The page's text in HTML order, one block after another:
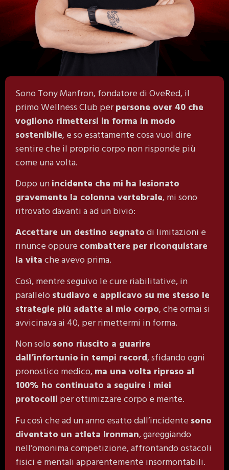
Sono Tony Manfron, fondatore di OveRed, il
primo Wellness Club perpersone over 40 che
vogliono rimettersi in forma in modo
sostenibile, e so esattamente cosa vuol dire
sentire che il proprio corpo non risponde più
come una volta.
Dopo unincidente che mi ha lesionato
gravemente la colonna vertebrale, mi sono
ritrovato davanti a ad un bivio:
Accettare un destino segnatodi limitazioni e
rinunce oppure combattere per riconquistare
la vitache avevo prima.
Così, mentre seguivo le cure riabilitative, in
parallelostudiavo e applicavo su me stesso le
strategie più adatte al mio corpo, che ormai si
avvicinava ai 40, per rimettermi in forma.
Non solosono riuscito a guarire
dall’infortunio in tempi record, sfidando ogni
pronostico medico,ma una volta ripreso al
100% ho continuato a seguire i miei
protocolli per ottimizzare corpo e mente.
Fu così che ad un anno esatto dall’incidente sono
diventato un atleta Ironman, gareggiando
nell’omonima competizione, affrontando ostacoli
fisici e mentali apparentemente insormontabili.